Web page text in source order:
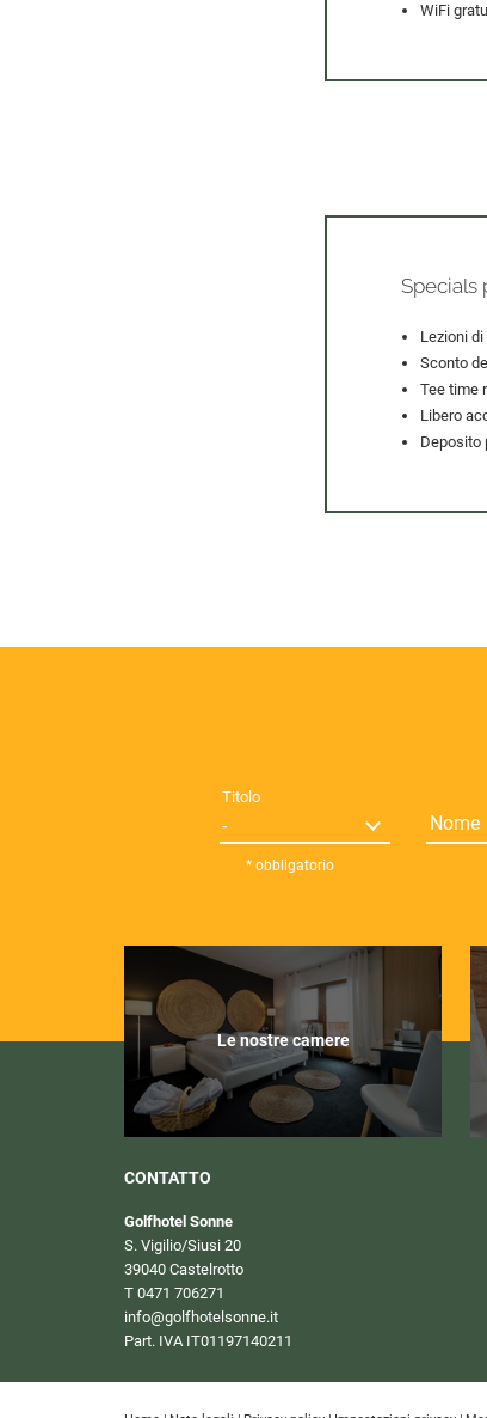
WiFi
Specials
Lezioni
Sconto
Tee time
Libero
Deposito
Titolo
Nome
* obbligatorio
Le nostre camere
CONTATTO
Golfhotel Sonne
S. Vigilio/Siusi 20
39040 Castelrotto
T 0471 706271
info@golfhotelsonne.it
Part. IVA IT01197140211